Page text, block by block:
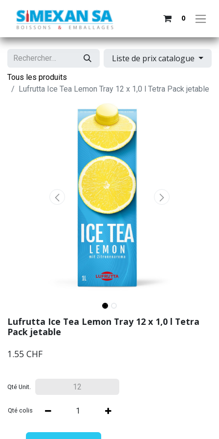
0
Liste de prix catalogue
Tous les produits
Lufrutta Ice Tea Lemon Tray 12 x 1,0 l Tetra Pack jetable
Lufrutta Ice Tea Lemon Tray 12 x 1,0 l Tetra
Pack jetable
1.55 CHF
Qté Unit.
Qté colis